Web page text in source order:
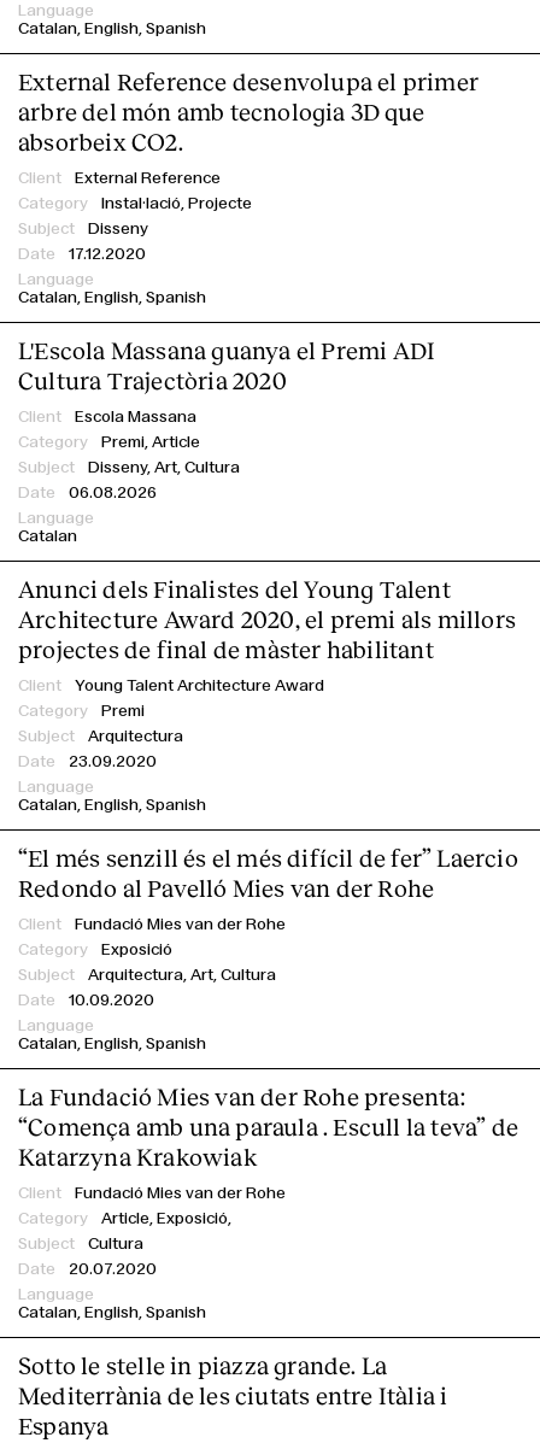
Catalan English Spanish
External Reference desenvolupa el primer
arbre del món amb tecnologia 3D que
absorbeix CO2.
External Reference
Instal·lació, Projecte
Disseny
17.12.2020
Catalan English Spanish
L'Escola Massana guanya el Premi ADI
Cultura Trajectòria 2020
Escola Massana
Premi, Article
Disseny, Art, Cultura
06.08.2026
Catalan
Anunci dels Finalistes del Young Talent
Architecture Award 2020, el premi als millors
projectes de final de màster habilitant
Young Talent Architecture Award
Premi
Arquitectura
23.09.2020
Catalan English Spanish
“El més senzill és el més difícil de fer” Laercio
Redondo al Pavelló Mies van der Rohe
Fundació Mies van der Rohe
Exposició
Arquitectura, Art, Cultura
10.09.2020
Catalan English Spanish
La Fundació Mies van der Rohe presenta:
“Comença amb una paraula . Escull la teva” de
Katarzyna Krakowiak
Fundació Mies van der Rohe
Article, Exposició,
Cultura
20.07.2020
Catalan English Spanish
Sotto le stelle in piazza grande. La
Mediterrània de les ciutats entre Itàlia i
Espanya